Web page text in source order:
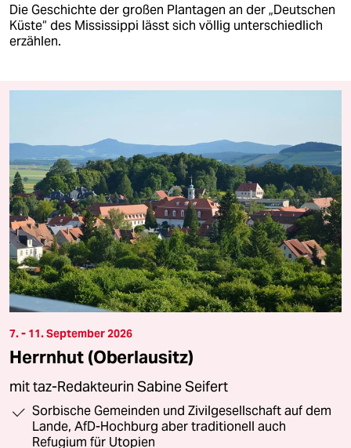
Die Geschichte der großen Plantagen an der „Deutschen
Küste“ des Mississippi lässt sich völlig unterschiedlich
erzählen.
7. - 11. September 2026
Herrnhut (Oberlausitz)
mit taz-Redakteurin Sabine Seifert
Sorbische Gemeinden und Zivilgesellschaft auf dem
Lande, AfD-Hochburg aber traditionell auch
Refugium für Utopien